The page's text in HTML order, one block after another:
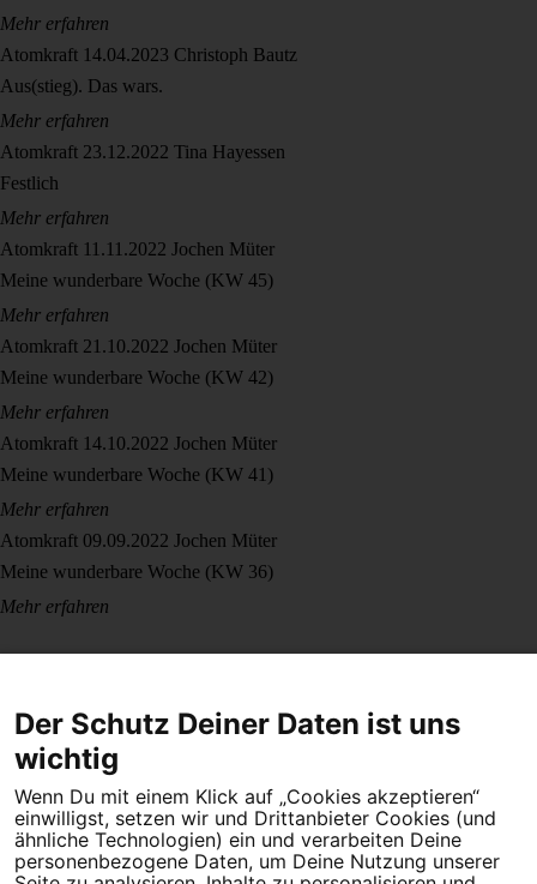
Mehr erfahren
Atomkraft 14.04.2023 Christoph Bautz
Aus(stieg). Das wars.
Mehr erfahren
Atomkraft 23.12.2022 Tina Hayessen
Festlich
Mehr erfahren
Atomkraft 11.11.2022 Jochen Müter
Meine wunderbare Woche (KW 45)
Mehr erfahren
Atomkraft 21.10.2022 Jochen Müter
Meine wunderbare Woche (KW 42)
Mehr erfahren
Atomkraft 14.10.2022 Jochen Müter
Meine wunderbare Woche (KW 41)
Mehr erfahren
Atomkraft 09.09.2022 Jochen Müter
Meine wunderbare Woche (KW 36)
Mehr erfahren
Dein Engagement macht den Unterschied. Schließe Dich 4,5
Millionen Menschen an.
Der Schutz Deiner Daten ist uns
wichtig
Wenn Du mit einem Klick auf „Cookies akzeptieren“
einwilligst, setzen wir und Drittanbieter Cookies (und
ähnliche Technologien) ein und verarbeiten Deine
personenbezogene Daten, um Deine Nutzung unserer